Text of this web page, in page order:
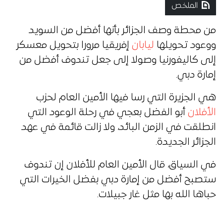
الملخص
من محطة وصف الجزائر بأنها أفضل من السويد
ووعود تحويلها ليابان إفريقيا مرورا بتحويل معسكر
إلى كاليفورنيا وصولا إلى جعل تندوف أفضل من
إمارة دبي.
هي الجزيرة التي رسا فيها الأمين العام لحزب
الأفلان أبو الفضل بعجي في رحلة الوعود التي
انطلقت في الزمن البائد، ولا زالت قائمة في عهد
الجزائر الجديدة.
في السياق، قال الأمين العام للأفلان إن تندوف
ستصبح أفضل من إمارة دبي بفضل الخيرات التي
حباها الله بها مثل غار جبيلات.